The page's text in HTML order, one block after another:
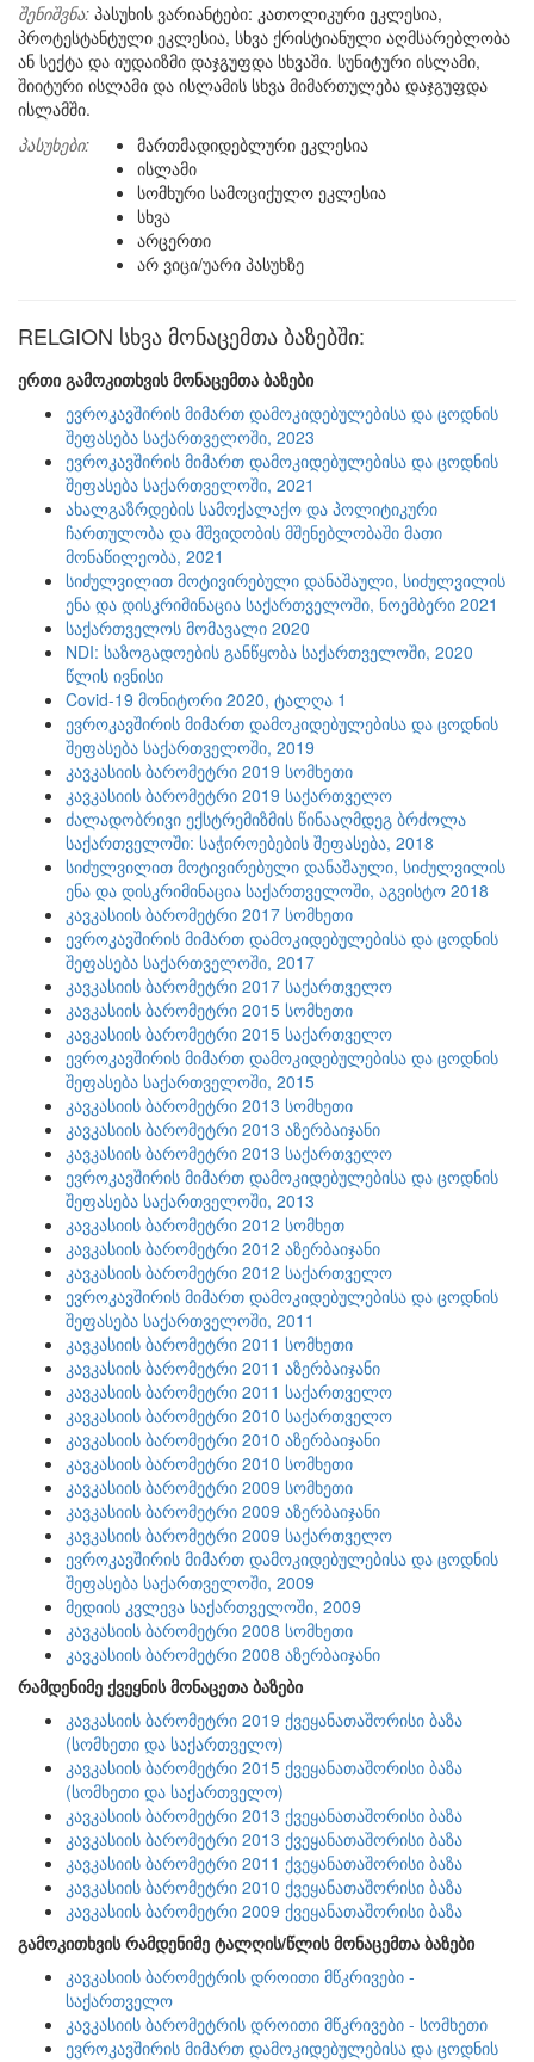
შენიშვნა: პასუხის ვარიანტები: კათოლიკური ეკლესია,
პროტესტანტული ეკლესია, სხვა ქრისტიანული აღმსარებლობა
ან სექტა და იუდაიზმი დაჯგუფდა სხვაში. სუნიტური ისლამი,
შიიტური ისლამი და ისლამის სხვა მიმართულება დაჯგუფდა
ისლამში.
პასუხები:
მართმადიდებლური ეკლესია
ისლამი
სომხური სამოციქულო ეკლესია
სხვა
არცერთი
არ ვიცი/უარი პასუხზე
RELGION სხვა მონაცემთა ბაზებში:
ერთი გამოკითხვის მონაცემთა ბაზები
ევროკავშირის მიმართ დამოკიდებულებისა და ცოდნის
შეფასება საქართველოში, 2023
ევროკავშირის მიმართ დამოკიდებულებისა და ცოდნის
შეფასება საქართველოში, 2021
ახალგაზრდების სამოქალაქო და პოლიტიკური
ჩართულობა და მშვიდობის მშენებლობაში მათი
მონაწილეობა, 2021
სიძულვილით მოტივირებული დანაშაული, სიძულვილის
ენა და დისკრიმინაცია საქართველოში, ნოემბერი 2021
საქართველოს მომავალი 2020
NDI: საზოგადოების განწყობა საქართველოში, 2020
წლის ივნისი
Covid-19 მონიტორი 2020, ტალღა 1
ევროკავშირის მიმართ დამოკიდებულებისა და ცოდნის
შეფასება საქართველოში, 2019
კავკასიის ბარომეტრი 2019 სომხეთი
კავკასიის ბარომეტრი 2019 საქართველო
ძალადობრივი ექსტრემიზმის წინააღმდეგ ბრძოლა
საქართველოში: საჭიროებების შეფასება, 2018
სიძულვილით მოტივირებული დანაშაული, სიძულვილის
ენა და დისკრიმინაცია საქართველოში, აგვისტო 2018
კავკასიის ბარომეტრი 2017 სომხეთი
ევროკავშირის მიმართ დამოკიდებულებისა და ცოდნის
შეფასება საქართველოში, 2017
კავკასიის ბარომეტრი 2017 საქართველო
კავკასიის ბარომეტრი 2015 სომხეთი
კავკასიის ბარომეტრი 2015 საქართველო
ევროკავშირის მიმართ დამოკიდებულებისა და ცოდნის
შეფასება საქართველოში, 2015
კავკასიის ბარომეტრი 2013 სომხეთი
კავკასიის ბარომეტრი 2013 აზერბაიჯანი
კავკასიის ბარომეტრი 2013 საქართველო
ევროკავშირის მიმართ დამოკიდებულებისა და ცოდნის
შეფასება საქართველოში, 2013
კავკასიის ბარომეტრი 2012 სომხეთ
კავკასიის ბარომეტრი 2012 აზერბაიჯანი
კავკასიის ბარომეტრი 2012 საქართველო
ევროკავშირის მიმართ დამოკიდებულებისა და ცოდნის
შეფასება საქართველოში, 2011
კავკასიის ბარომეტრი 2011 სომხეთი
კავკასიის ბარომეტრი 2011 აზერბაიჯანი
კავკასიის ბარომეტრი 2011 საქართველო
კავკასიის ბარომეტრი 2010 საქართველო
კავკასიის ბარომეტრი 2010 აზერბაიჯანი
კავკასიის ბარომეტრი 2010 სომხეთი
კავკასიის ბარომეტრი 2009 სომხეთი
კავკასიის ბარომეტრი 2009 აზერბაიჯანი
კავკასიის ბარომეტრი 2009 საქართველო
ევროკავშირის მიმართ დამოკიდებულებისა და ცოდნის
შეფასება საქართველოში, 2009
მედიის კვლევა საქართველოში, 2009
კავკასიის ბარომეტრი 2008 სომხეთი
კავკასიის ბარომეტრი 2008 აზერბაიჯანი
რამდენიმე ქვეყნის მონაცეთა ბაზები
კავკასიის ბარომეტრი 2019 ქვეყანათაშორისი ბაზა
(სომხეთი და საქართველო)
კავკასიის ბარომეტრი 2015 ქვეყანათაშორისი ბაზა
(სომხეთი და საქართველო)
კავკასიის ბარომეტრი 2013 ქვეყანათაშორისი ბაზა
კავკასიის ბარომეტრი 2013 ქვეყანათაშორისი ბაზა
კავკასიის ბარომეტრი 2011 ქვეყანათაშორისი ბაზა
კავკასიის ბარომეტრი 2010 ქვეყანათაშორისი ბაზა
კავკასიის ბარომეტრი 2009 ქვეყანათაშორისი ბაზა
გამოკითხვის რამდენიმე ტალღის/წლის მონაცემთა ბაზები
კავკასიის ბარომეტრის დროითი მწკრივები -
საქართველო
კავკასიის ბარომეტრის დროითი მწკრივები - სომხეთი
ევროკავშირის მიმართ დამოკიდებულებისა და ცოდნის